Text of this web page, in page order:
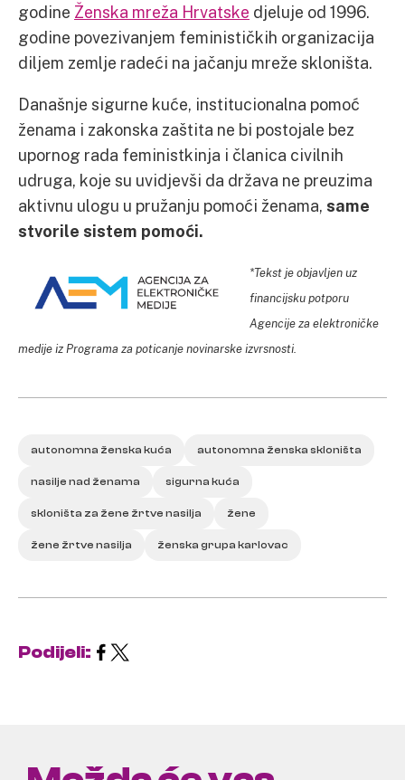
godine Ženska mreža Hrvatske djeluje od 1996.
godine povezivanjem feminističkih organizacija
diljem zemlje radeći na jačanju mreže skloništa.
Današnje sigurne kuće, institucionalna pomoć
ženama i zakonska zaštita ne bi postojale bez
upornog rada feministkinja i članica civilnih
udruga, koje su uvidjevši da država ne preuzima
aktivnu ulogu u pružanju pomoći ženama, same
stvorile sistem pomoći.
*Tekst je objavljen uz
financijsku potporu
Agencije za elektroničke
medije iz Programa za poticanje novinarske izvrsnosti.
autonomna ženska kuća autonomna ženska skloništa
nasilje nad ženama sigurna kuća
skloništa za žene žrtve nasilja žene
žene žrtve nasilja ženska grupa karlovac
Podijeli: